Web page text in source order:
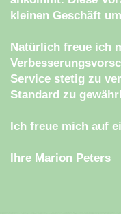
kleinen Geschäft
Natürlich freue ich
Service stetig zu
Standard zu
Ich freue mich auf
Ihre Marion Peters